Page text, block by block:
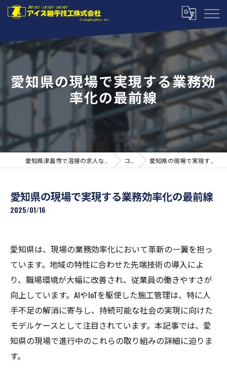
愛知県の現場で実現する業務効
率化の最前線
コラム 愛知県の現場で実現する業務効率化の最前線
愛知県の現場で実現する業務効率化の最前線
2025/01/16
愛知県は、現場の業務効率化において革新の一翼を担っ
ています。地域の特性に合わせた先端技術の導入によ
り、職場環境が大幅に改善され、従業員の働きやすさが
向上しています。AIやIoTを駆使した施工管理は、特に人
手不足の解消に寄与し、持続可能な社会の実現に向けた
モデルケースとして注目されています。本記事では、愛
知県の現場で進行中のこれらの取り組みの詳細に迫りま
す。